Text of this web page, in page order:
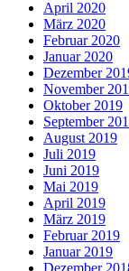
April 2020
März 2020
Februar 2020
Januar 2020
Dezember
November
Oktober 2019
September
August 2019
Juli 2019
Juni 2019
Mai 2019
April 2019
März 2019
Februar 2019
Januar 2019
Dezember